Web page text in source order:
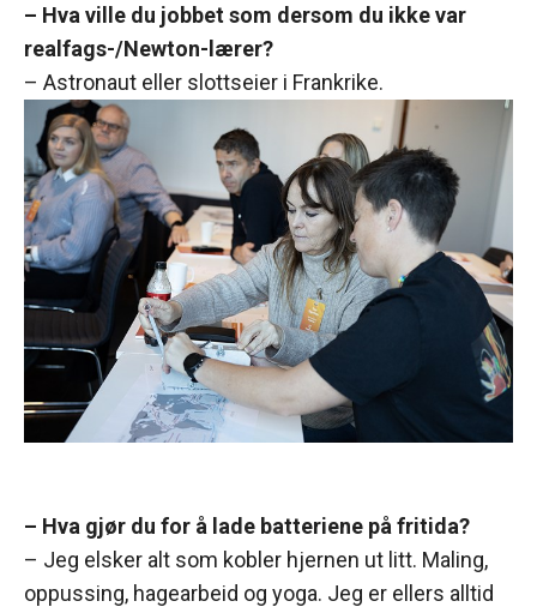
– Hva ville du jobbet som dersom du ikke var
realfags-/Newton-lærer?
– Astronaut eller slottseier i Frankrike.
– Hva gjør du for å lade batteriene på fritida?
– Jeg elsker alt som kobler hjernen ut litt. Maling,
oppussing, hagearbeid og yoga. Jeg er ellers alltid